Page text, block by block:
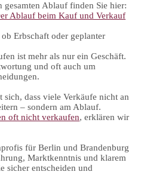
Ablauf finden Sie hier:
Ablauf beim Kauf und Verkauf
Erbschaft oder geplanter
ist mehr als nur ein Geschäft.
und oft auch um
sich, dass viele Verkäufe nicht an
– sondern am Ablauf.
oft nicht verkaufen, erklären wir
für Berlin und Brandenburg
Marktkenntnis und klarem
sicher entscheiden und